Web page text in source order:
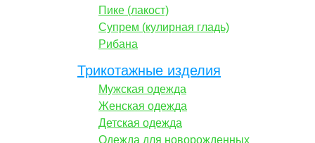
Пике (лакост)
Супрем (кулирная гладь)
Рибана
Трикотажные изделия
Мужская одежда
Женская одежда
Детская одежда
Одежда для новорожденных